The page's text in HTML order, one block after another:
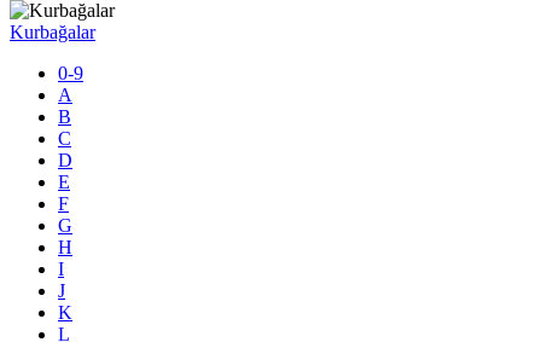
Kurbağalar
0-9
A
B
C
D
E
F
G
H
I
J
K
L